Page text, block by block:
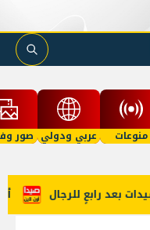
منوعات عربي ودولي صور
بعد رابعٍ للرجال